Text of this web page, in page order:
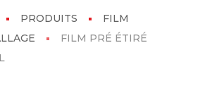
PRODUITS
FILM
FILM PRÉ ÉTIRÉ